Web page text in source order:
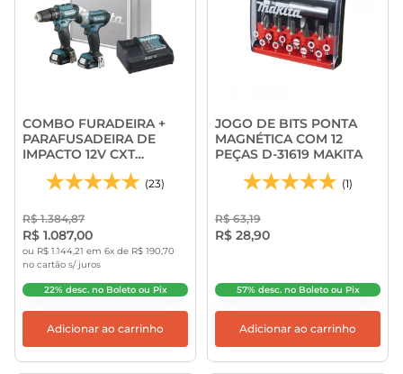
COMBO FURADEIRA +
PARAFUSADEIRA DE
IMPACTO 12V CXT
CLX228SAX - MAKITA
(23)
R$ 1.384,87
R$ 1.087,00
ou R$ 1.144,21 em 6x de R$ 190,70
no cartão s/ juros
22% desc. no Boleto ou Pix
Adicionar ao carrinho
JOGO DE BITS PONTA
MAGNÉTICA COM 12
PEÇAS D-31619 MAKITA
(1)
R$ 63,19
R$ 28,90
57% desc. no Boleto ou Pix
Adicionar ao carrinho